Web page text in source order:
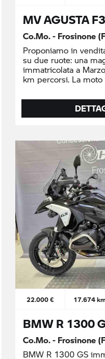
MV AGUSTA
Co.Mo. - Frosinone
Proponiamo in
su due ruote: una
immatricolata a
km percorsi. La
22.000 € 17.674
BMW R 1300
Co.Mo. - Frosinone
BMW R 1300 GS